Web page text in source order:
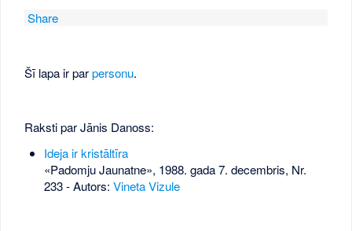
Share
Šī lapa ir parpersonu.
Raksti par Jānis Danoss:
Ideja ir kristāltīra
«Padomju Jaunatne», 1988. gada 7. decembris, Nr.
233- Autors: Vineta Vizule